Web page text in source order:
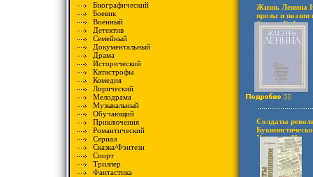
Биографический
Боевик
Военный
Детектив
Семейный
Документальный
Драма
Исторический
Катастрофы
Комедия
Лирический
Мелодрама
Музыкальный
Обучающий
Приключения
Романтический
Сериал
Сказка/Фэнтези
Спорт
Триллер
Фантастика
Жизнь Ленина
прозы и поэзии
Серия:
8446s.
Солдаты
Хорошая
Россия, 1981 г
Тираж: 50000
(~130х205 мм)